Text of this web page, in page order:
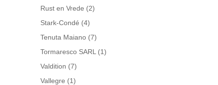
Rust en Vrede (2)
Stark-Condé (4)
Tenuta Maiano (7)
Tormaresco SARL (1)
Valdition (7)
Vallegre (1)